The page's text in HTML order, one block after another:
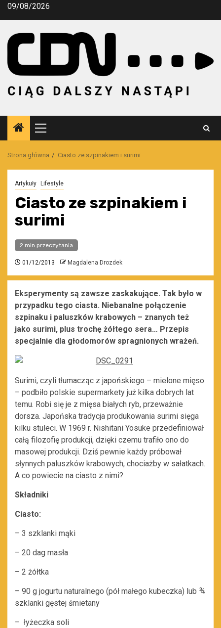
Przejdź
09/08/2026
Menu
główne
Strona główna Ciasto ze szpinakiem i surimi
Artykuły Lifestyle
Ciasto ze szpinakiem i
surimi
2 min przeczytania
01/12/2013 Magdalena Drozdek
Eksperymenty są zawsze zaskakujące. Tak było w
przypadku tego ciasta. Niebanalne połączenie
szpinaku i paluszków krabowych – znanych też
jako surimi, plus trochę żółtego sera… Przepis
specjalnie dla głodomorów spragnionych wrażeń.
Surimi, czyli tłumacząc z japońskiego – mielone mięso
– podbiło polskie supermarkety już kilka dobrych lat
temu. Robi się je z mięsa białych ryb, przeważnie
dorsza. Japońska tradycja produkowania surimi sięga
kilku stuleci. W 1969 r. Nishitani Yosuke przedefiniował
całą filozofię produkcji, dzięki czemu trafiło ono do
masowej produkcji. Dziś pewnie każdy próbował
słynnych paluszków krabowych, chociażby w sałatkach.
A co powiecie na ciasto z nimi?
Składniki
Ciasto:
– 3 szklanki mąki
– 20 dag masła
– 2 żółtka
– 90 g jogurtu naturalnego (pół małego kubeczka) lub ¾
szklanki gęstej śmietany
– łyżeczka soli